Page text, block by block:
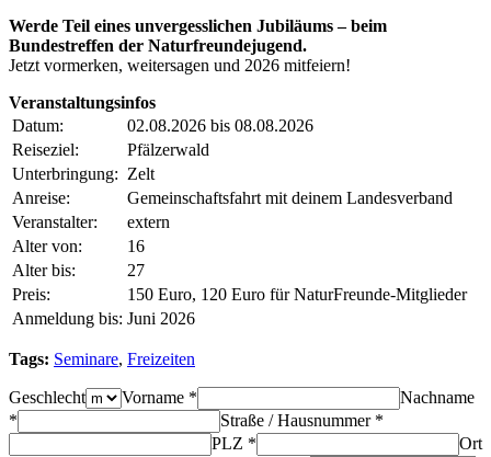
Werde Teil eines unvergesslichen Jubiläums – beim
Bundestreffen der Naturfreundejugend.
Jetzt vormerken, weitersagen und 2026 mitfeiern!
Veranstaltungsinfos
Datum:
02.08.2026 bis 08.08.2026
Reiseziel:
Pfälzerwald
Unterbringung: Zelt
Anreise:
Gemeinschaftsfahrt mit deinem Landesverband
Veranstalter:
extern
Alter von:
16
Alter bis:
27
Preis:
150 Euro, 120 Euro für NaturFreunde-Mitglieder
Anmeldung bis: Juni 2026
Tags: Seminare, Freizeiten
Geschlecht Vorname *
Nachname
*
Straße / Hausnummer *
PLZ *
Ort